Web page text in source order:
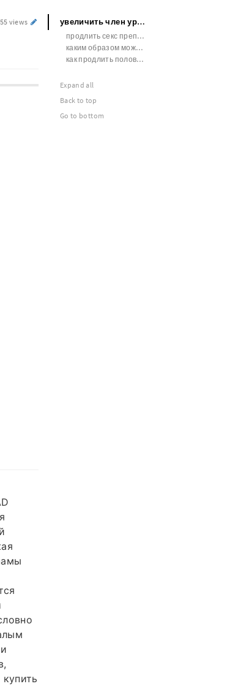
55 views увеличить член уроки
продлить секс препараты
каким образом можно увеличить член
как продлить половой акт без таблеток мужчине
Expand all
Back to top
Go to bottom